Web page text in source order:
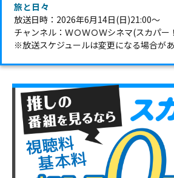
旅と日々
放送日時：2026年6月14日(日)21:00～
チャンネル：ＷＯＷＯＷシネマ(スカパー
※放送スケジュールは変更になる場合が